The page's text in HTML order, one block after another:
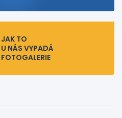
JAK TO
U NÁS VYPADÁ
FOTOGALERIE